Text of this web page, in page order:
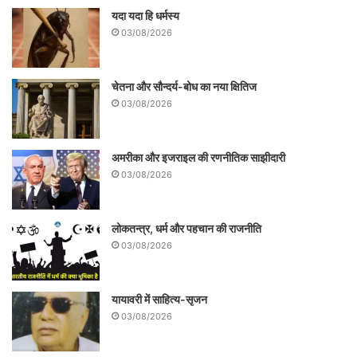
मूल निवासियों को अपने अधीन करके – यूरोपीय
प्रव्रजकों ने अफ्रीकी एवं एशियाई मूल निवासियों को
पराजित कर इन देशों-महादेशों में अपने उपनिवेश
बनाए। एक अनुमान के अनुसार सोलहवीं से बीसवीं
शताब्दी के बीच के चार सौ सालों में कोई छह करोड़
यूरोपीय लोगों का समुद्री प्रव्रजन हुआ। ज्ञात
इतिहास में सबसे बड़ा प्रव्रजन 1840 में शुरू हुआ
माना जाता है, जिसे ‘ ग्रेट एटलांटिक माइग्रेशन’
यदा यदा हि धर्मस्य
03/08/2026
चेतना और सौन्दर्य-बोध का नया क्षितिज
03/08/2026
अमरीका और इजराइल की रणनीतिक साझीदारी
03/08/2026
लोकतन्त्र, धर्म और पहचान की राजनीति
03/08/2026
यायावरी में साहित्य-सृजन
03/08/2026